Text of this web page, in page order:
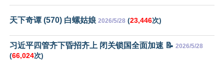
天下奇谭 (570) 白螺姑娘 2026/5/28 (23,446次)
习近平四管齐下昏招齐上 闭关锁国全面加速 📝 2026/5/28
(66,024次)